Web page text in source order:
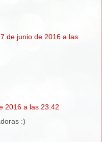
de junio de 2016 a las
2016 a las 23:42
:)